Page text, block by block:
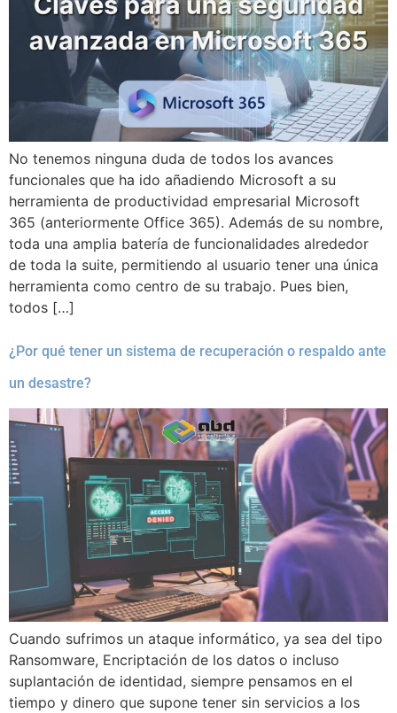
No tenemos ninguna duda de todos los avances
funcionales que ha ido añadiendo Microsoft a su
herramienta de productividad empresarial Microsoft
365 (anteriormente Office 365). Además de su nombre,
toda una amplia batería de funcionalidades alrededor
de toda la suite, permitiendo al usuario tener una única
herramienta como centro de su trabajo. Pues bien,
todos […]
¿Por qué tener un sistema de recuperación o respaldo ante
un desastre?
Cuando sufrimos un ataque informático, ya sea del tipo
Ransomware, Encriptación de los datos o incluso
suplantación de identidad, siempre pensamos en el
tiempo y dinero que supone tener sin servicios a los